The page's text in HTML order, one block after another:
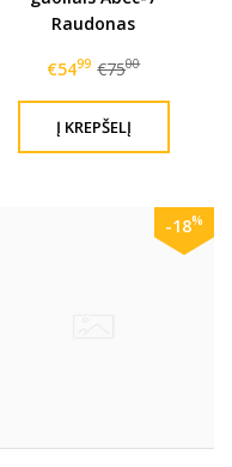
Raudonas
€5499 €7500
-18%